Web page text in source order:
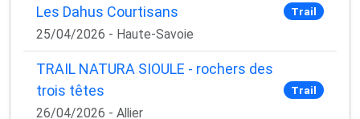
Les Dahus Courtisans
25/04/2026 - Haute-Savoie
Trail
TRAIL NATURA SIOULE - rochers des
trois têtes
26/04/2026 - Allier
Trail